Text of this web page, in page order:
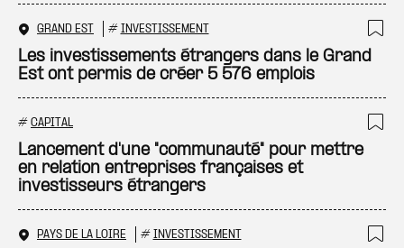
GRAND EST # INVESTISSEMENT
Les investissements étrangers dans le Grand
Est ont permis de créer 5 576 emplois
# CAPITAL
Lancement d'une "communauté" pour mettre
en relation entreprises françaises et
investisseurs étrangers
PAYS DE LA LOIRE # INVESTISSEMENT